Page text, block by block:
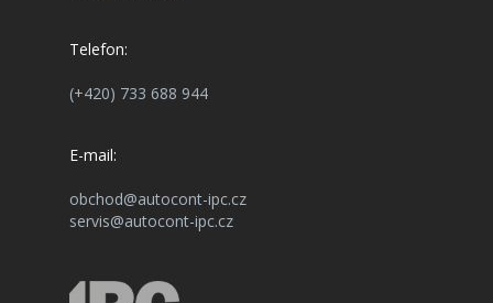
Telefon:
(+420) 733 688 944
E-mail:
obchod@autocont-ipc.cz
servis@autocont-ipc.cz